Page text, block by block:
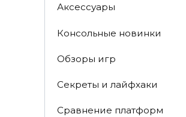
Аксессуары
Консольные новинки
Обзоры игр
Секреты и лайфхаки
Сравнение платформ